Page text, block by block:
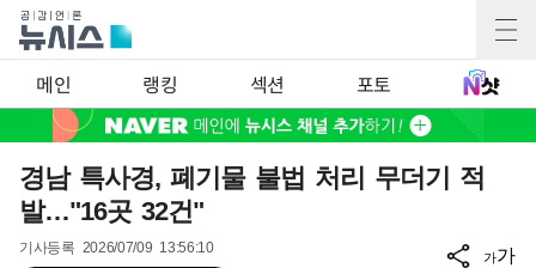
메인 랭킹 섹션 포토
경남 특사경, 폐기물 불법 처리 무더기 적
발…"16곳 32건"
기사등록 2026/07/09 13:56:10
가가